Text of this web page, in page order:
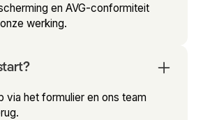
en AVG-conformiteit
werking.
via het formulier en ons team